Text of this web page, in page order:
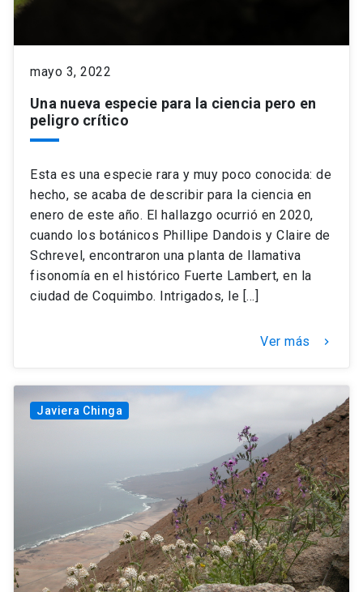
Académicos
Secretaría Académica
Documentos FCB
Dirección Investigación
Institutos y Centros
FCB en el Territorio
Redes Internacionales
Estudiantes
Postgrado
Centro de Estudiantes
Contacto
mayo 3, 2022
Una nueva especie para la ciencia pero en
peligro crítico
Esta es una especie rara y muy poco conocida: de
hecho, se acaba de describir para la ciencia en
enero de este año. El hallazgo ocurrió en 2020,
cuando los botánicos Phillipe Dandois y Claire de
Schrevel, encontraron una planta de llamativa
fisonomía en el histórico Fuerte Lambert, en la
ciudad de Coquimbo. Intrigados, le […]
Ver más keyboard_arrow_right
Javiera Chinga